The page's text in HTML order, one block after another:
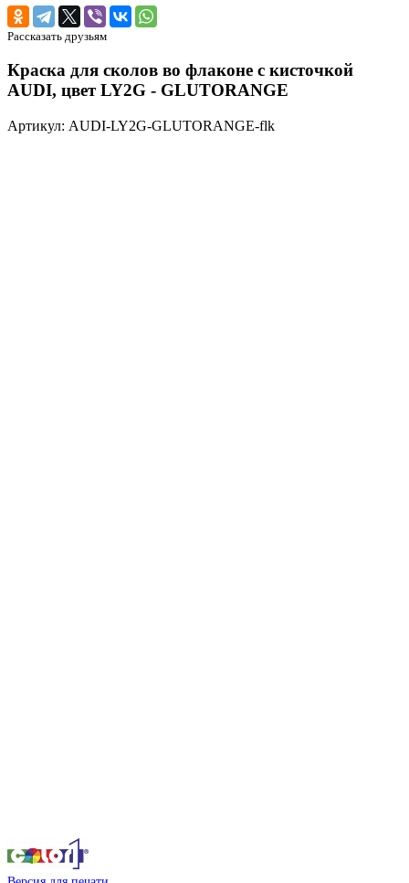
Рассказать друзьям
Краска для сколов во флаконе с кисточкой
AUDI, цвет LY2G - GLUTORANGE
Артикул: AUDI-LY2G-GLUTORANGE-flk